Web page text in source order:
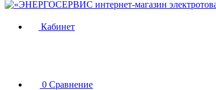
Кабинет
0 Сравнение